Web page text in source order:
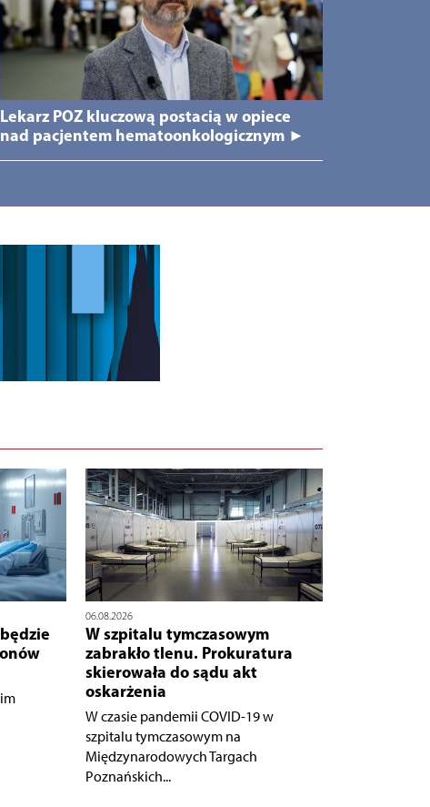
Lekarz POZ kluczową postacią w opiece
nad pacjentem hematoonkologicznym ►
06.08.2026
W szpitalu tymczasowym
zabrakło tlenu. Prokuratura
skierowała do sądu akt
oskarżenia
W czasie pandemii COVID-19 w
szpitalu tymczasowym na
Międzynarodowych Targach
Poznańskich...